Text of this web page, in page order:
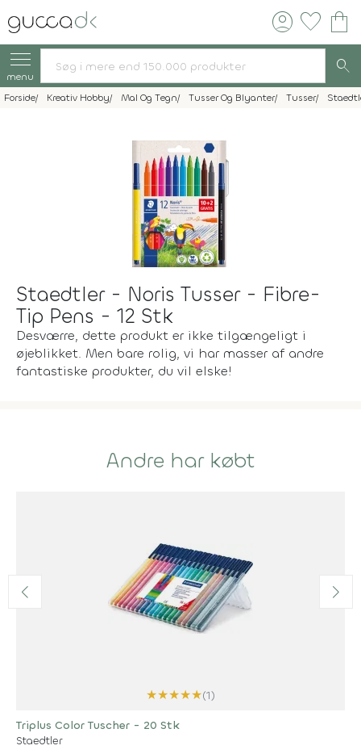
account_circle favorite shopping_bag
menu search
Forside Kreativ Hobby Mal Og Tegn Tusser Og Blyanter Tusser
Staedtler - Noris Tusser - Fibre-
Tip Pens - 12 Stk
Desværre, dette produkt er ikke tilgængeligt i
øjeblikket. Men bare rolig, vi har masser af andre
fantastiske produkter, du vil elske!
Andre har købt
★★★★★(1)
Triplus Color Tuscher - 20 Stk
Staedtler